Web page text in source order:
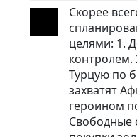
Скорее
целями: 1.
контролем.
Турцую по
захватят
героином
Свободные